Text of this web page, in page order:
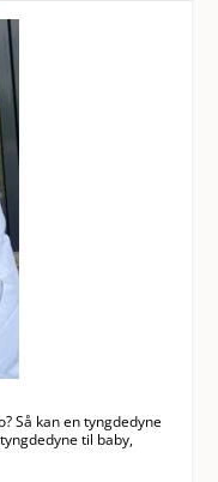
Så kan en tyngdedyne
til baby,